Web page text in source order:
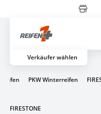
Verkäufer wählen
Reifen PKW Winterreifen
FIRESTONE